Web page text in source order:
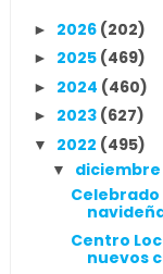
► 2026 (202)
► 2025 (469)
► 2024 (460)
► 2023 (627)
▼ 2022 (495)
▼ diciembre
Centro
nuevos